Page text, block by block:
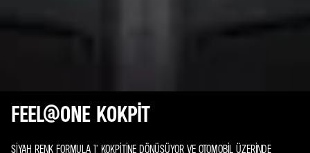
FEEL@ONE KOKPIT
SİYAH RENK FORMULA 1® KOKPİTİNE DÖNÜŞÜYOR VE OTOMOBİL ÜZERİNDE